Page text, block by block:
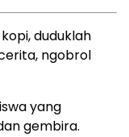
duduklah
ngobrol
yang
gembira.